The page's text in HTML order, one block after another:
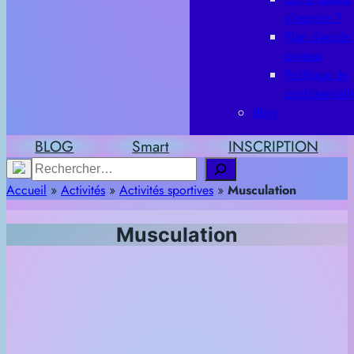
s’inscrire ?
Plan
bureau
Politique de
Blog
BLOG Smart INSCRIPTION
Rechercher
Accueil » Activités » Activités sportives » Musculation
Musculation